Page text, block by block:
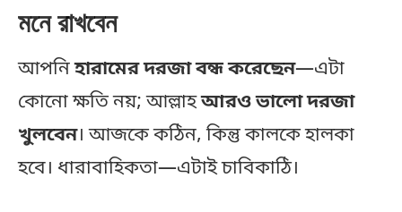
মনে রাখবেন
আপনিহারামের দরজা বন্ধ করেছেন—এটা
কোনো ক্ষতি নয়; আল্লাহআরও ভালো দরজা
খুলবেন। আজকে কঠিন, কিন্তু কালকে হালকা
হবে। ধারাবাহিকতা—এটাই চাবিকাঠি।